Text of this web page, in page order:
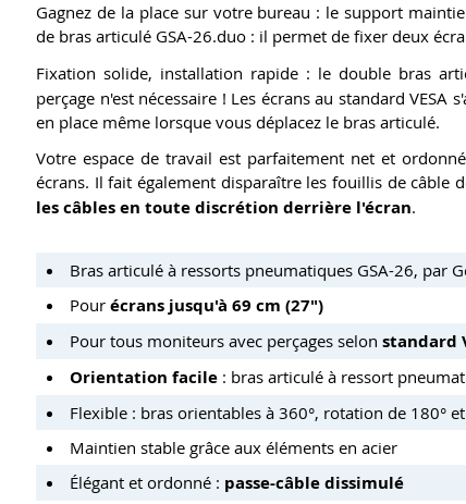
Gagnez de la place sur votre bureau : le support
de bras articulé GSA-26.duo : il permet de fixer deux
Fixation solide, installation rapide : le double bras
perçage n'est nécessaire ! Les écrans au standard
en place même lorsque vous déplacez le bras articulé.
Votre espace de travail est parfaitement net et
écrans. Il fait également disparaître les fouillis de
les câbles en toute discrétion derrière l'écran.
Bras articulé à ressorts pneumatiques GSA-26, par
Pour écrans jusqu'à 69 cm (27")
Pour tous moniteurs avec perçages selon standard
Orientation facile : bras articulé à ressort
Flexible : bras orientables à 360°, rotation de 180°
Maintien stable grâce aux éléments en acier
Élégant et ordonné : passe-câble dissimulé